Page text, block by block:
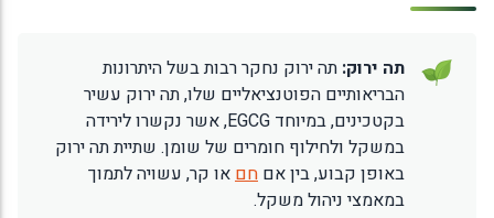
תה ירוק: תה ירוק נחקר רבות בשל היתרונות
הבריאותיים הפוטנציאליים שלו, תה ירוק עשיר
בקטכינים, במיוחד EGCG, אשר נקשרו לירידה
במשקל ולחילוף חומרים של שומן. שתיית תה ירוק
באופן קבוע, בין אם חםאו קר, עשויה לתמוך
במאמצי ניהול משקל.